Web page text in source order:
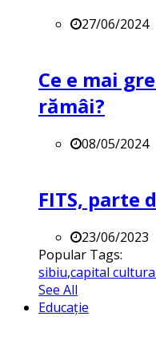
27/06/2024
Ce e mai
rămâi?
08/05/2024
FITS, parte
23/06/2023
Popular Tags:
sibiu,capital
See All
Educație